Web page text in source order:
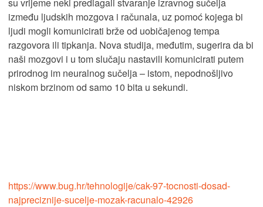
između ljudskih mozgova i računala, uz pomoć kojega bi
ljudi mogli komunicirati brže od uobičajenog tempa
razgovora ili tipkanja. Nova studija, međutim, sugerira da bi
naši mozgovi i u tom slučaju nastavili komunicirati putem
prirodnog im neuralnog sučelja – istom, nepodnošljivo
niskom brzinom od samo 10 bita u sekundi.
https://www.bug.hr/tehnologije/cak-97-tocnosti-dosad-
najpreciznije-sucelje-mozak-racunalo-42926